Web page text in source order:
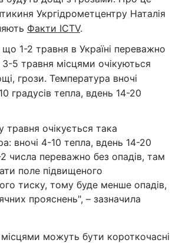
Укргідрометцентру Наталія
Факти ICTV.
1-2 травня в Україні переважно
3-5 травня місцями очікуються
грози. Температура вночі
градусів тепла, вдень 14-20
травня очікується така
вночі 4-10 тепла, вдень 14-20
2 числа переважно без опадів, там
поле підвищеного
тиску, тому буде менше опадів,
прояснень", – зазначила
можуть бути короткочасні